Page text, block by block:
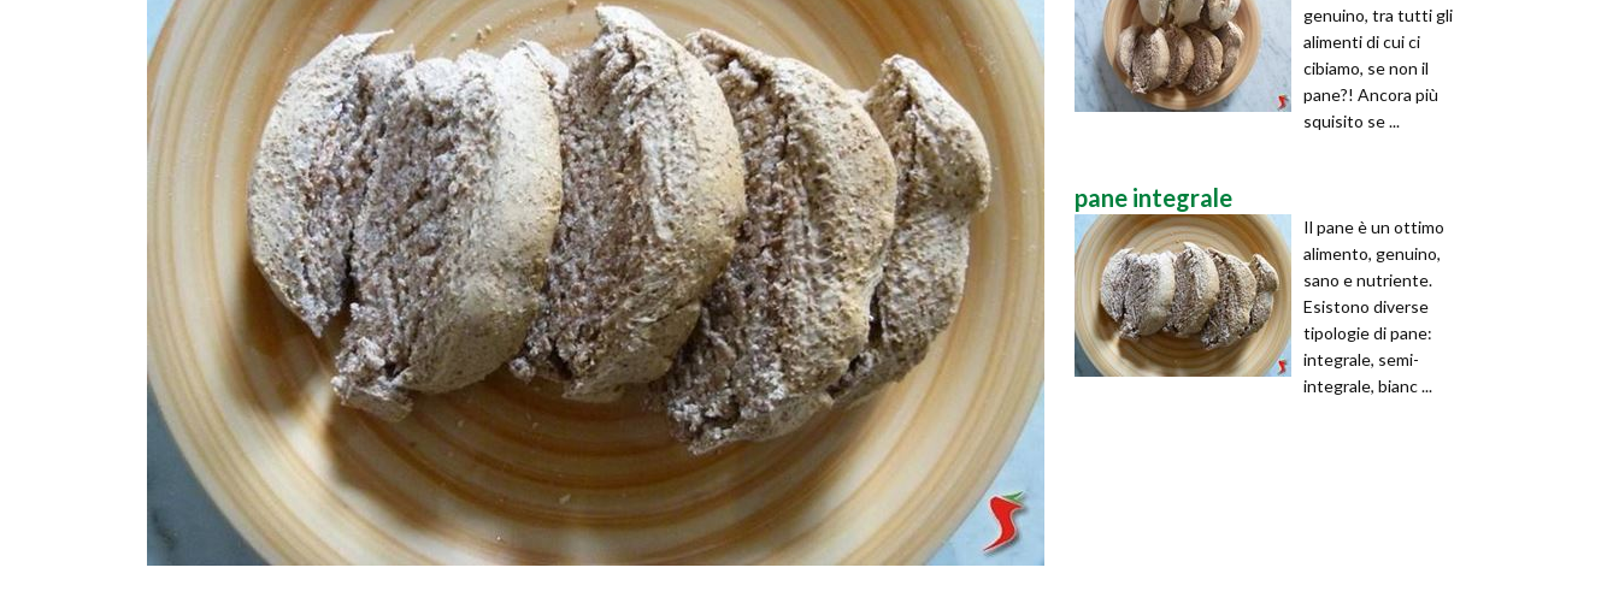
genuino, tra tutti gli
alimenti di cui ci
cibiamo, se non il
pane?! Ancora più
squisito se ...
pane integrale
Il pane è un ottimo
alimento, genuino,
sano e nutriente.
Esistono diverse
tipologie di pane:
integrale, semi-
integrale, bianc ...